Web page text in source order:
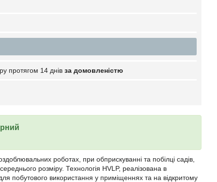
протягом 14 днів за домовленістю
роботах, при обприскуванні та побілці садів,
розміру. Технологія HVLP, реалізована в
побутового використання у приміщеннях та на відкритому